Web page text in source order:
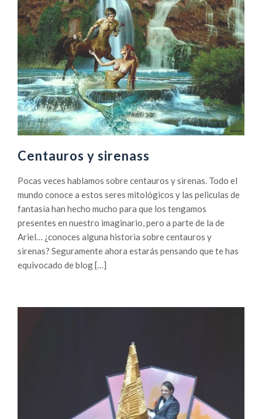
Centauros y sirenass
Pocas veces hablamos sobre centauros y sirenas. Todo el
mundo conoce a estos seres mitológicos y las peliculas de
fantasía han hecho mucho para que los tengamos
presentes en nuestro imaginario, pero a parte de la de
Ariel… ¿conoces alguna historia sobre centauros y
sirenas? Seguramente ahora estarás pensando que te has
equivocado de blog […]